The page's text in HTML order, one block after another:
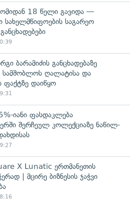
ომიდან 18 წელი გავიდა —
სახელმწიფოების საგარეო
ბარამიძის განცხადებაზე
სამშობლოს ღალატისა და
ფაქტზე დაიწყო
იანი ფასდაკლება
შერჩეულ კოლექციაზე ნაწილ-
X Lunatic ერთმანეთის
| მცირე ბიზნესის ჯაჭვი